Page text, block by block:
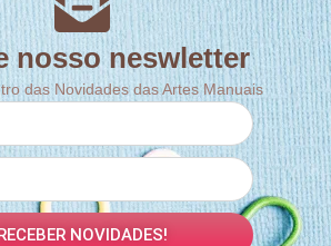
nosso neswletter
das Novidades das Artes Manuais
NOVIDADES!